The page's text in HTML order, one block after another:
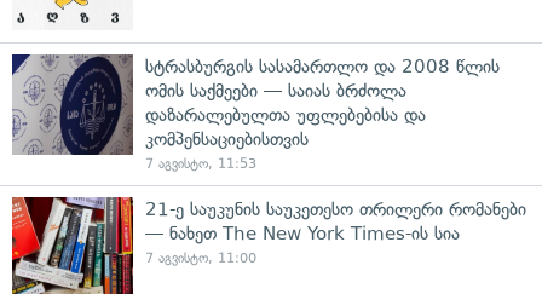
სტრასბურგის სასამართლო და 2008 წლის
ომის საქმეები — საიას ბრძოლა
დაზარალებულთა უფლებებისა და
კომპენსაციებისთვის
7 აგვისტო, 11:53
21-ე საუკუნის საუკეთესო თრილერი რომანები
— ნახეთ The New York Times-ის სია
7 აგვისტო, 11:00